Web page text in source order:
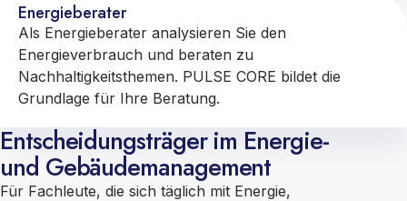
Energieberater
Als Energieberater analysieren Sie den
Energieverbrauch und beraten zu
Nachhaltigkeitsthemen. PULSE CORE bildet die
Grundlage für Ihre Beratung.
Entscheidungsträger im Energie-
und Gebäudemanagement
Für Fachleute, die sich täglich mit Energie,